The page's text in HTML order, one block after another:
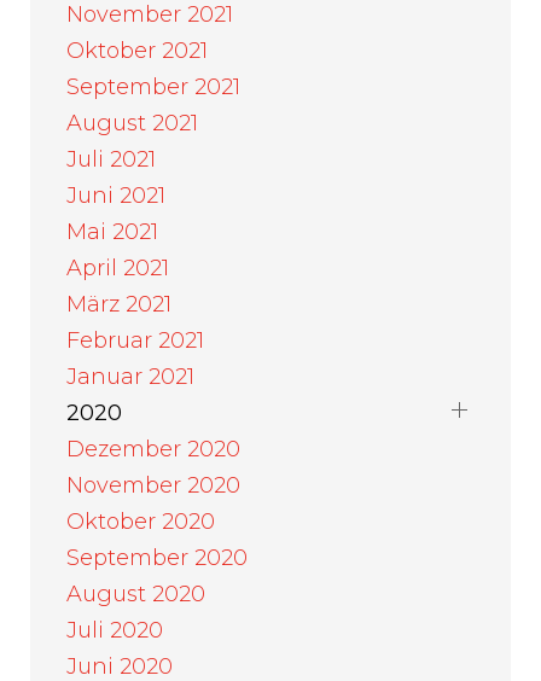
November 2021
Oktober 2021
September 2021
August 2021
Juli 2021
Juni 2021
Mai 2021
April 2021
März 2021
Februar 2021
Januar 2021
2020
Dezember 2020
November 2020
Oktober 2020
September 2020
August 2020
Juli 2020
Juni 2020